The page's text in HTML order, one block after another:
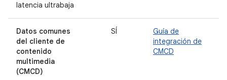
latencia ultrabaja
Datos comunes
del cliente de
contenido
multimedia
(CMCD)
SÍ
Guía de
integración de
CMCD